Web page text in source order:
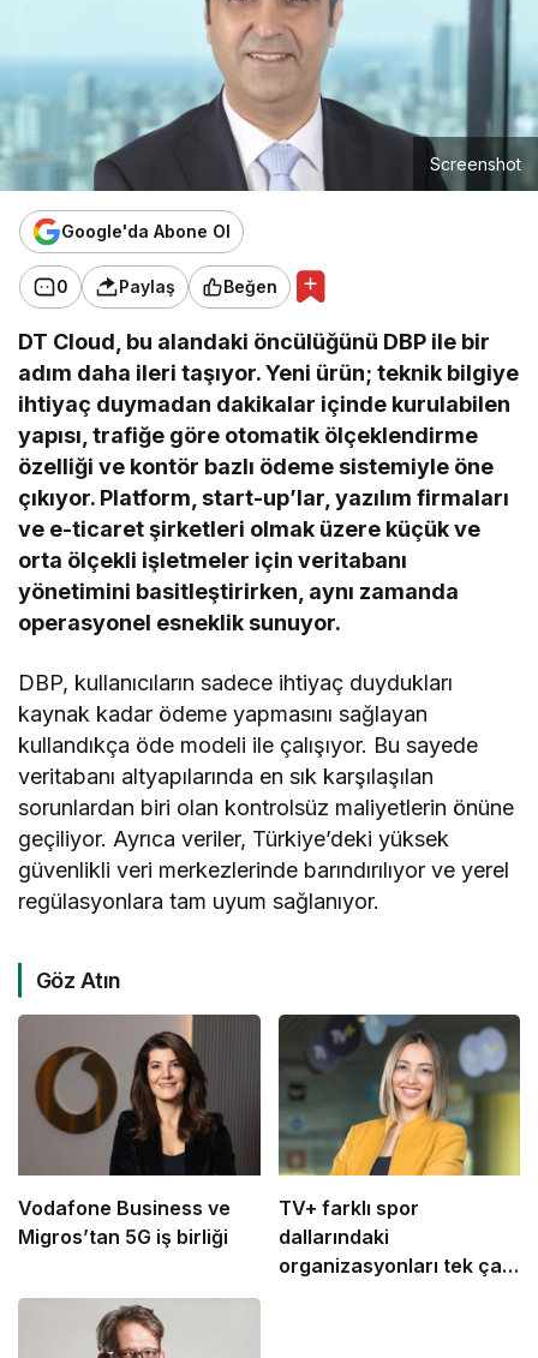
Screenshot
Google'da Abone Ol
0 Paylaş Beğen
DT Cloud, bu alandaki öncülüğünü DBP ile bir
adım daha ileri taşıyor. Yeni ürün; teknik bilgiye
ihtiyaç duymadan dakikalar içinde kurulabilen
yapısı, trafiğe göre otomatik ölçeklendirme
özelliği ve kontör bazlı ödeme sistemiyle öne
çıkıyor. Platform, start-up’lar, yazılım firmaları
ve e-ticaret şirketleri olmak üzere küçük ve
orta ölçekli işletmeler için veritabanı
yönetimini basitleştirirken, aynı zamanda
operasyonel esneklik sunuyor.
DBP, kullanıcıların sadece ihtiyaç duydukları
kaynak kadar ödeme yapmasını sağlayan
kullandıkça öde modeli ile çalışıyor. Bu sayede
veritabanı altyapılarında en sık karşılaşılan
sorunlardan biri olan kontrolsüz maliyetlerin önüne
geçiliyor. Ayrıca veriler, Türkiye’deki yüksek
güvenlikli veri merkezlerinde barındırılıyor ve yerel
regülasyonlara tam uyum sağlanıyor.
Göz Atın
Vodafone Business ve
Migros’tan 5G iş birliği
TV+ farklı spor
dallarındaki
organizasyonları tek çatı